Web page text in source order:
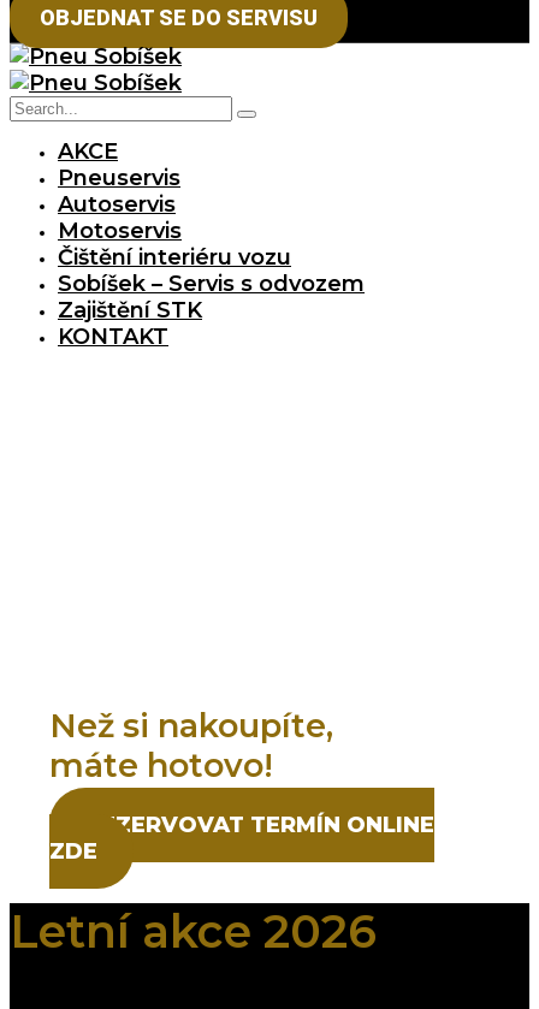
OBJEDNAT SE DO SERVISU
AKCE
Pneuservis
Autoservis
Motoservis
Čištění interiéru vozu
Sobíšek – Servis s odvozem
Zajištění STK
KONTAKT
Než si nakoupíte,
máte hotovo!
REZERVOVAT TERMÍN ONLINE
ZDE
Letní akce 2026